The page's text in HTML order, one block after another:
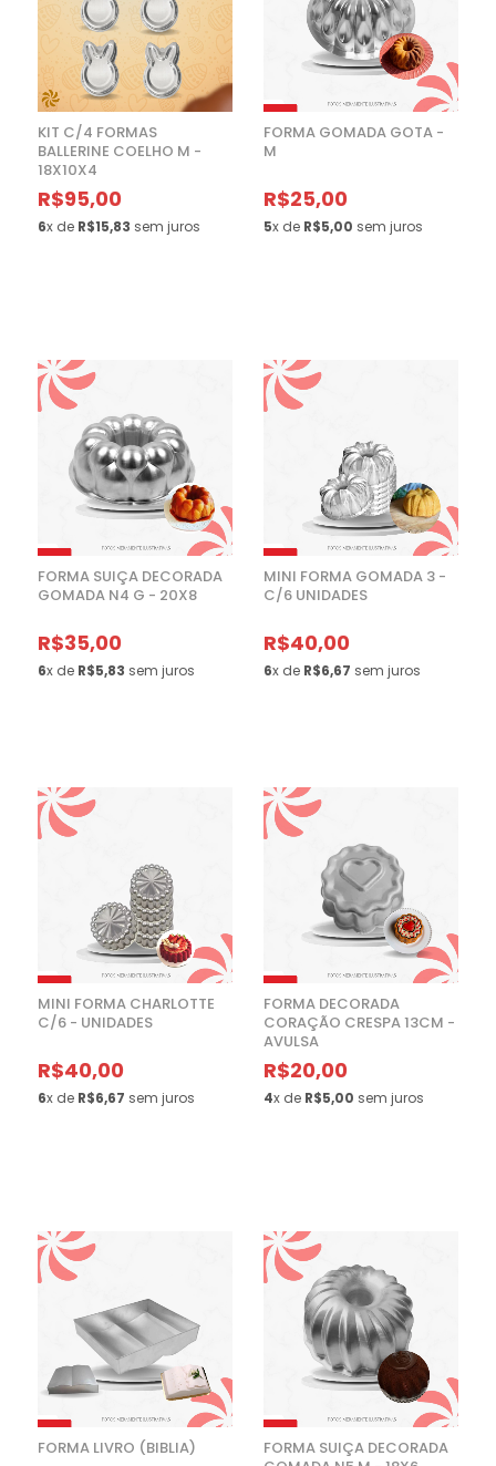
KIT C/4 FORMAS
BALLERINE COELHO M -
18X10X4
R$95,00
6x de R$15,83 sem juros
FORMA GOMADA GOTA -
M
R$25,00
5x de R$5,00 sem juros
FORMA SUIÇA DECORADA
GOMADA N4 G - 20X8
R$35,00
6x de R$5,83 sem juros
MINI FORMA GOMADA 3 -
C/6 UNIDADES
R$40,00
6x de R$6,67 sem juros
MINI FORMA CHARLOTTE
C/6 - UNIDADES
R$40,00
6x de R$6,67 sem juros
FORMA DECORADA
CORAÇÃO CRESPA 13CM -
AVULSA
R$20,00
4x de R$5,00 sem juros
FORMA LIVRO (BIBLIA)
FORMA SUIÇA DECORADA